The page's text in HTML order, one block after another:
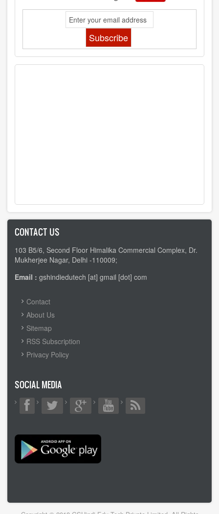
CONTACT US
103 B5/6, Second Floor Himalika Commercial Complex, Dr.
Mukherjee Nagar, Delhi -110009;
Email : gshindiedutech [at] gmail [dot] com
FOOTER
MENU
Contact
About Us
Sitemap
RSS Subscription
Privacy Policy
SOCIAL MEDIA